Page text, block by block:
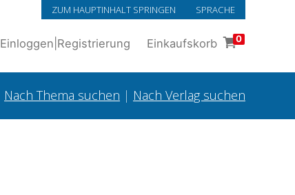
ZUM HAUPTINHALT SPRINGEN SPRACHE
Einloggen Registrierung Einkaufskorb 0
Nach Thema suchen | Nach Verlag suchen